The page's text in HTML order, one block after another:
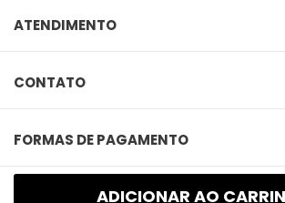
ATENDIMENTO
CONTATO
FORMAS DE PAGAMENTO